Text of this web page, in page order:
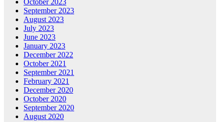
September 2023
August 2023
July 2023
June 2023
January 2023
December 2022
October 2021
September 2021
February 2021
December 2020
October 2020
September 2020
August 2020